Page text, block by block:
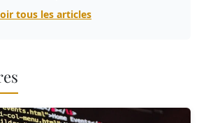
tous les articles